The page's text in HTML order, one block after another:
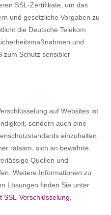
SSL-Zertifikate, um das
und gesetzliche Vorgaben zu
die Deutsche Telekom
und
zum Schutz sensibler
auf Websites ist
sondern auch eine
einzuhalten.
ratsam, sich an bewährte
Quellen und
Weitere Informationen zu
Lösungen finden Sie unter
SSL-Verschlüsselung